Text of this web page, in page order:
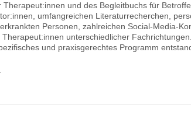
und des Begleitbuchs für
umfangreichen Literaturrecherchen,
Personen, zahlreichen Social-Media-
unterschiedlicher
und praxisgerechtes Programm